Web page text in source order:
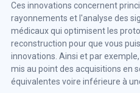
Ces innovations concernent
rayonnements et l'analyse des
médicaux qui optimisent les
reconstruction pour que vous
innovations. Ainsi et par
mis au point des acquisitions en
équivalentes voire inférieure à